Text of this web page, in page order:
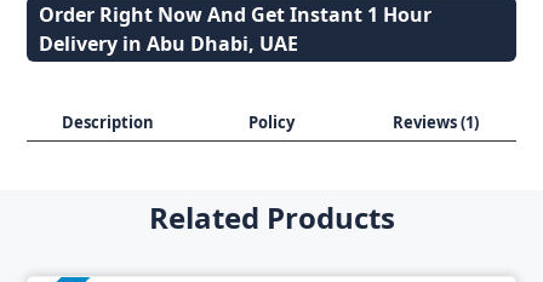
Order Right Now And Get Instant 1 Hour
Delivery in Abu Dhabi, UAE
Description Policy Reviews (1)
Related Products